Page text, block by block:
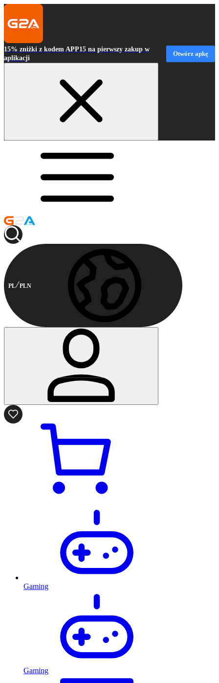
15% zniżki z kodem APP15 na pierwszy zakup w
aplikacji
Otwórz apkę
PL PLN
Gaming
Gaming